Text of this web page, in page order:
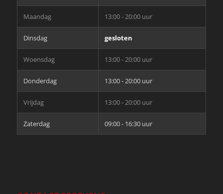
Maandag 13:00 - 20:00 uur
Dinsdag gesloten
Woensdag 13:00 - 20:00 uur
Donderdag 13:00 - 20:00 uur
Vrijdag 13:00 - 20:00 uur
Zaterdag 09:00 - 16:30 uur